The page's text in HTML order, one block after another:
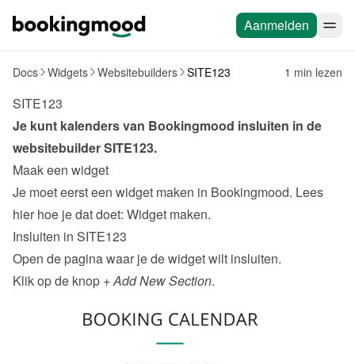
Aanmelden
Docs Widgets Websitebuilders SITE123 1 min lezen
SITE123
Je kunt kalenders van Bookingmood insluiten in de
websitebuilder SITE123.
Maak een widget
Je moet eerst een widget maken in Bookingmood. Lees
hier hoe je dat doet: Widget maken.
Insluiten in SITE123
Open de pagina waar je de widget wilt insluiten.
Klik op de knop + Add New Section.